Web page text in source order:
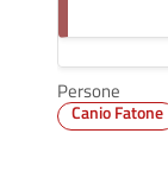
Persone
Canio Fatone